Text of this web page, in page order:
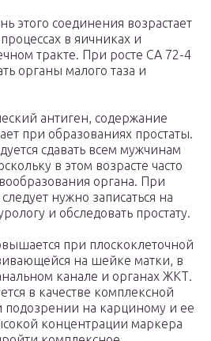
этого соединения возрастает
в яичниках и
тракте. При росте СА 72-4
органы малого таза и
антиген, содержание
при образованиях простаты.
сдавать всем мужчинам
в этом возрасте часто
органа. При
нужно записаться на
и обследовать простату.
при плоскоклеточной
на шейке матки, в
канале и органах ЖКТ.
в качестве комплексной
подозрении на карциному и ее
концентрации маркера